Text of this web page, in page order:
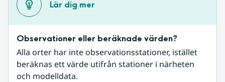
Lär dig mer
Observationer eller beräknade värden?
Alla orter har inte observationsstationer, istället
beräknas ett värde utifrån stationer i närheten
och modelldata.